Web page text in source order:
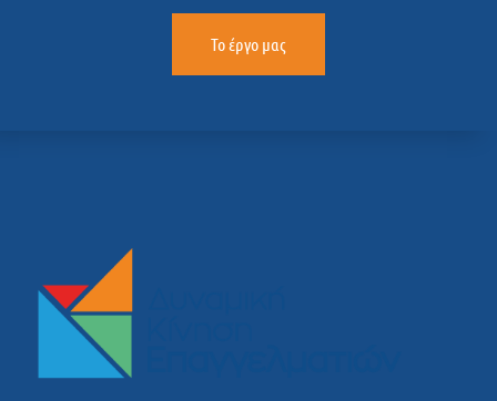
Το έργο μας